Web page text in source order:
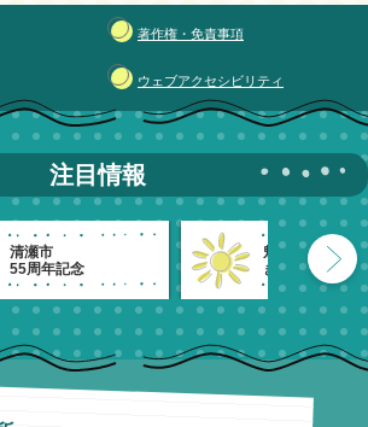
著作権・免責事項
ウェブアクセシビリティ
注目情報
清瀬市
55周年記念
魅力発信！
きよせのーと。